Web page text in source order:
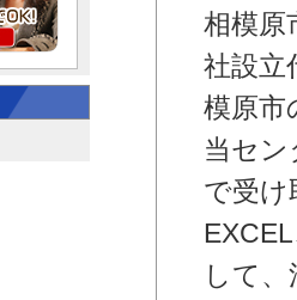
相模原
社設立
模原市
当セン
で受け
して